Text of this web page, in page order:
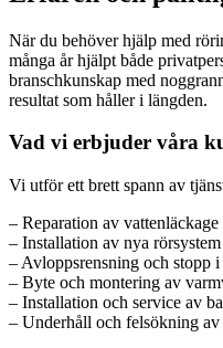
När du behöver hjälp med
många år hjälpt både
branschkunskap med
resultat som håller i längden.
Vad vi erbjuder våra
Vi utför ett brett spann av
– Reparation av
– Installation av nya
– Avloppsrensning och stopp
– Byte och montering av
– Installation och service av
– Underhåll och felsökning